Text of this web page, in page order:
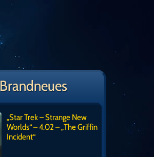
Brandneues
„Star Trek – Strange New
Worlds“ – 4.02 – „The Griffin
Incident“